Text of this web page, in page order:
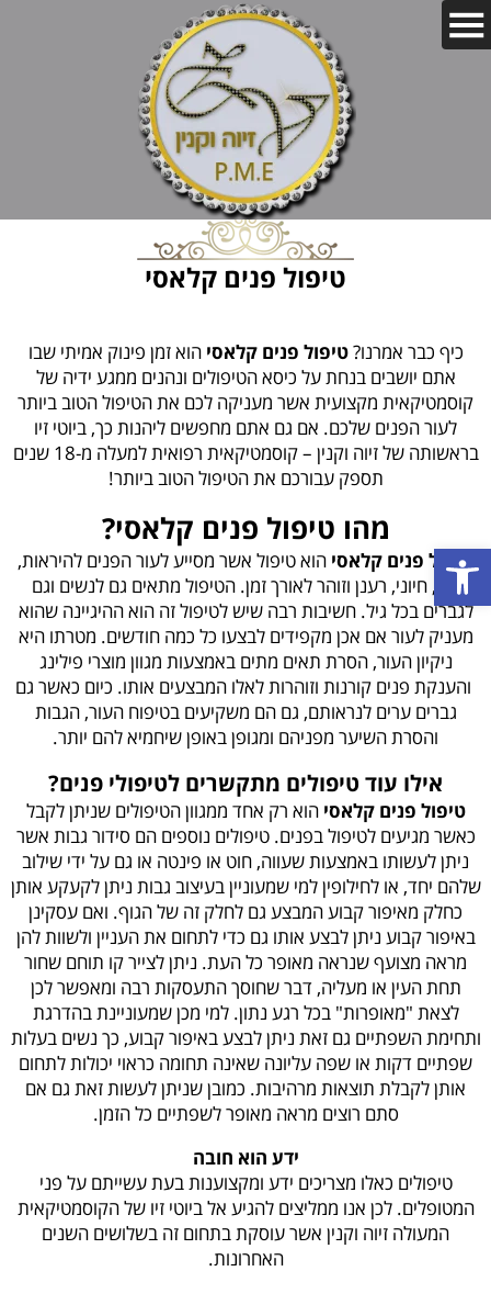
פתח סרגל נגישות
טיפול פנים קלאסי
כיף כבר אמרנו?טיפול פנים קלאסי הוא זמן פינוק אמיתי שבו
אתם יושבים בנחת על כיסא הטיפולים ונהנים ממגע ידיה של
קוסמטיקאית מקצועית אשר מעניקה לכם את הטיפול הטוב ביותר
לעור הפנים שלכם. אם גם אתם מחפשים ליהנות כך, ביוטי זיו
בראשותה של זיוה וקנין – קוסמטיקאית רפואית למעלה מ-18 שנים
תספק עבורכם את הטיפול הטוב ביותר!
מהו טיפול פנים קלאסי?
טיפול פנים קלאסי הוא טיפול אשר מסייע לעור הפנים להיראות,
נקי, חיוני, רענן וזוהר לאורך זמן. הטיפול מתאים גם לנשים וגם
לגברים בכל גיל. חשיבות רבה שיש לטיפול זה הוא ההיגיינה שהוא
מעניק לעור אם אכן מקפידים לבצעו כל כמה חודשים. מטרתו היא
ניקיון העור, הסרת תאים מתים באמצעות מגוון מוצרי פילינג
והענקת פנים קורנות וזוהרות לאלו המבצעים אותו. כיום כאשר גם
גברים ערים לנראותם, גם הם משקיעים בטיפוח העור, הגבות
והסרת השיער מפניהם ומגופן באופן שיחמיא להם יותר.
אילו עוד טיפולים מתקשרים לטיפולי פנים?
טיפול פנים קלאסיהוא רק אחד ממגוון הטיפולים שניתן לקבל
כאשר מגיעים לטיפול בפנים. טיפולים נוספים הם סידור גבות אשר
ניתן לעשותו באמצעות שעווה, חוט או פינטה או גם על ידי שילוב
שלהם יחד, או לחילופין למי שמעוניין בעיצוב גבות ניתן לקעקע אותן
כחלק מאיפור קבוע המבצע גם לחלק זה של הגוף. ואם עסקינן
באיפור קבוע ניתן לבצע אותו גם כדי לתחום את העניין ולשוות להן
מראה מצועף שנראה מאופר כל העת. ניתן לצייר קו תוחם שחור
תחת העין או מעליה, דבר שחוסך התעסקות רבה ומאפשר לכן
לצאת "מאופרות" בכל רגע נתון. למי מכן שמעוניינת בהדרגת
ותחימת השפתיים גם זאת ניתן לבצע באיפור קבוע, כך נשים בעלות
שפתיים דקות או שפה עליונה שאינה תחומה כראוי יכולות לתחום
אותן לקבלת תוצאות מרהיבות. כמובן שניתן לעשות זאת גם אם
סתם רוצים מראה מאופר לשפתיים כל הזמן.
ידע הוא חובה
טיפולים כאלו מצריכים ידע ומקצוענות בעת עשייתם על פני
המטופלים. לכן אנו ממליצים להגיע אל ביוטי זיו של הקוסמטיקאית
המעולה זיוה וקנין אשר עוסקת בתחום זה בשלושים השנים
האחרונות.